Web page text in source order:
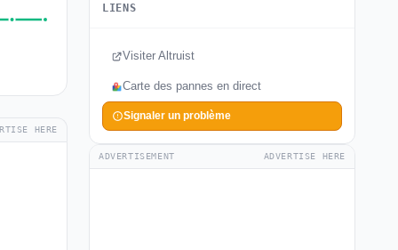
HERE
LIENS
Visiter Altruist
Carte des pannes en direct
Signaler un problème
ADVERTISEMENT ADVERTISE HERE